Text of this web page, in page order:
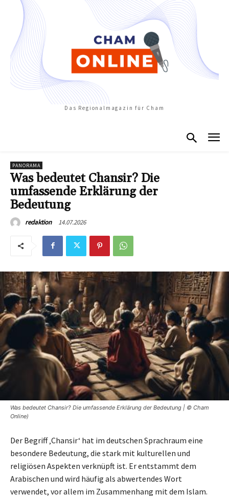
Das Regionalmagazin für Cham
PANORAMA
Was bedeutet Chansir? Die
umfassende Erklärung der
Bedeutung
redaktion 14.07.2026
Was bedeutet Chansir? Die umfassende Erklärung der Bedeutung | © Cham
Online)
Der Begriff ‚Chansir‘ hat im deutschen Sprachraum eine
besondere Bedeutung, die stark mit kulturellen und
religiösen Aspekten verknüpft ist. Er entstammt dem
Arabischen und wird häufig als abwertendes Wort
verwendet, vor allem im Zusammenhang mit dem Islam.